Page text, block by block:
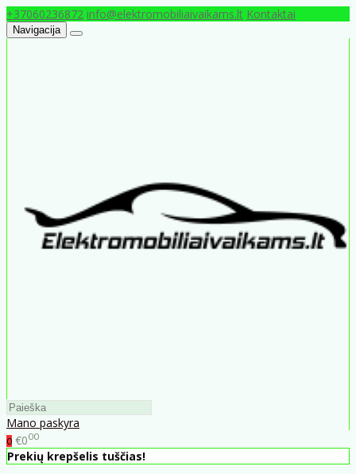
+37060236872 info@elektromobiliaivaikams.lt Kontaktai
Navigacija
Mano paskyra
0 €000
Prekių krepšelis tuščias!